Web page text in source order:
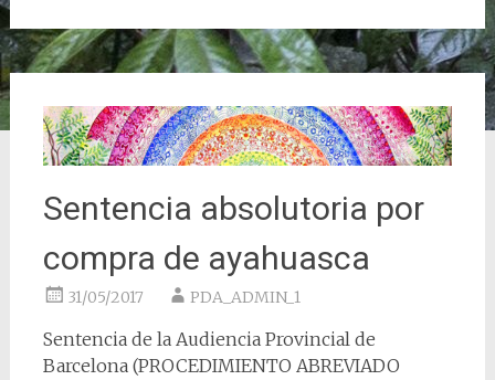
Sentencia absolutoria por
compra de ayahuasca
31/05/2017 PDA_ADMIN_1
Sentencia de la Audiencia Provincial de
Barcelona (PROCEDIMIENTO ABREVIADO